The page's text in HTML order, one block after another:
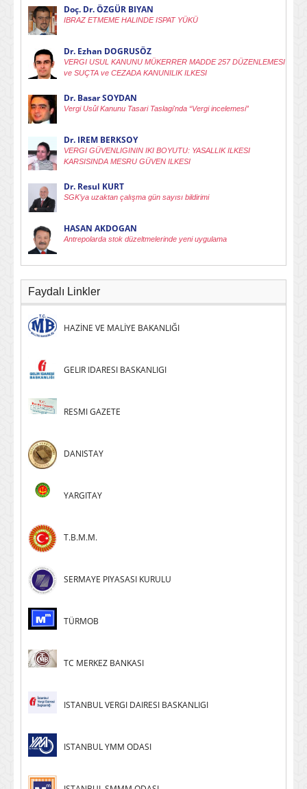
Doç. Dr. ÖZGÜR BIYAN
IBRAZ ETMEME HALINDE ISPAT YÜKÜ
Dr. Ezhan DOGRUSÖZ
VERGI USUL KANUNU MÜKERRER MADDE 257 DÜZENLEMESI
ve SUÇTA ve CEZADA KANUNILIK ILKESI
Dr. Basar SOYDAN
Vergi Usûl Kanunu Tasari Taslagi'nda “Vergi incelemesi”
Dr. IREM BERKSOY
VERGI GÜVENLIGININ IKI BOYUTU: YASALLIK ILKESI
KARSISINDA MESRU GÜVEN ILKESI
Dr. Resul KURT
SGK’ya uzaktan çalışma gün sayısı bildirimi
HASAN AKDOGAN
Antrepolarda stok düzeltmelerinde yeni uygulama
Faydalı Linkler
HAZİNE VE MALİYE BAKANLIĞI
GELIR IDARESI BASKANLIGI
RESMI GAZETE
DANISTAY
YARGITAY
T.B.M.M.
SERMAYE PIYASASI KURULU
TÜRMOB
TC MERKEZ BANKASI
ISTANBUL VERGI DAIRESI BASKANLIGI
ISTANBUL YMM ODASI